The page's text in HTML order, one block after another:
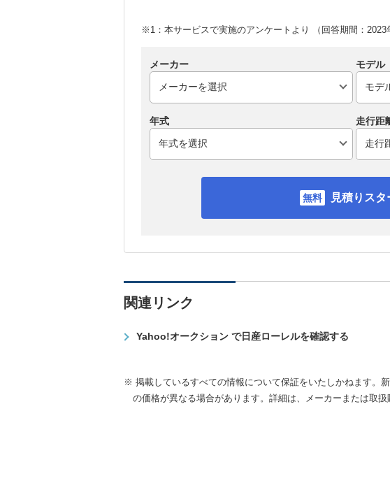
※1：本サービスで実施のアンケートより （回答期間：2023
メーカー モデル
年式 走行距
見積りスタ
関連リンク
Yahoo!オークション で日産ローレルを確認する
※ 掲載しているすべての情報について保証をいたしかねます。
の価格が異なる場合があります。詳細は、メーカーまたは取扱